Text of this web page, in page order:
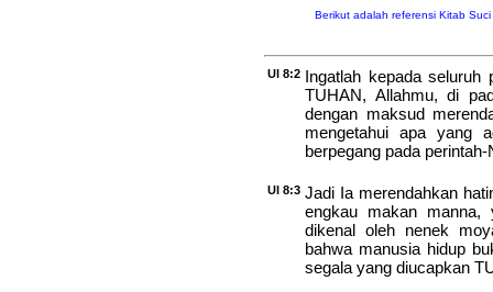
Berikut adalah referensi Kitab
Ul 8:2 Ingatlah kepada seluruh
TUHAN, Allahmu, di
dengan maksud
mengetahui apa yang
berpegang pada
Ul 8:3 Jadi Ia merendahkan
engkau makan
dikenal oleh nenek
bahwa manusia hidup
segala yang diucapkan